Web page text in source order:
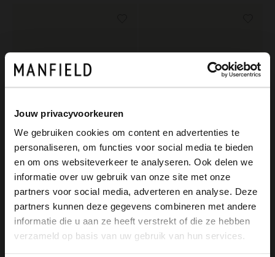
Jouw privacyvoorkeuren
We gebruiken cookies om content en advertenties te
personaliseren, om functies voor social media te bieden
en om ons websiteverkeer te analyseren. Ook delen we
informatie over uw gebruik van onze site met onze
partners voor social media, adverteren en analyse. Deze
partners kunnen deze gegevens combineren met andere
informatie die u aan ze heeft verstrekt of die ze hebben
verzameld op basis van uw gebruik van hun services.
Manfield
Marineblaue Veloursleder-Loafer
139.99
Manfield
Blaue Veloursleder-Loafer
129.99
×
View this website in English?
It looks like your language isn't Dutch. Would
you like to switch to English?